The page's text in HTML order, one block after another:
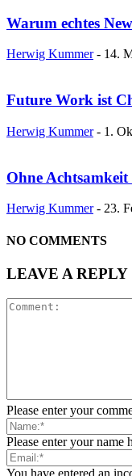
Warum echtes
Herwig Kummer - 14.
Future Work ist
Herwig Kummer - 1.
Ohne
Herwig Kummer - 23.
NO COMMENTS
LEAVE A REPLY
Please enter your
Please enter your name
You have entered an